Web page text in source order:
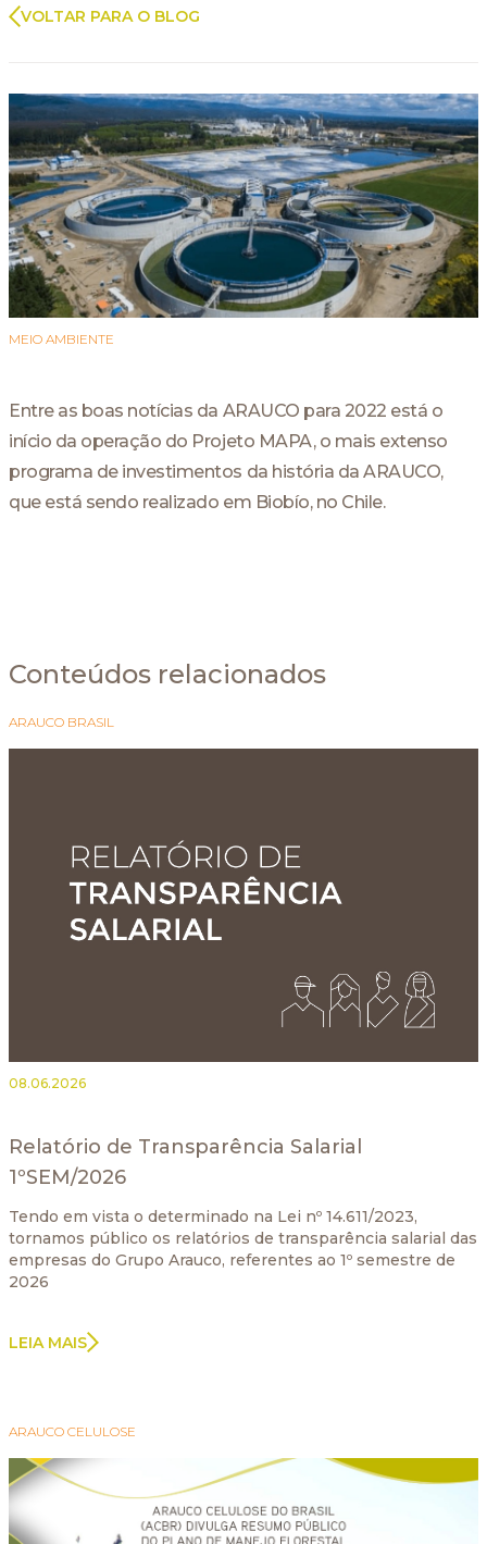
VOLTAR PARA O BLOG
MEIO AMBIENTE
Entre as boas notícias da ARAUCO para 2022 está o
início da operação do Projeto MAPA, o mais extenso
programa de investimentos da história da ARAUCO,
que está sendo realizado em Biobío, no Chile.
Conteúdos relacionados
ARAUCO BRASIL
08.06.2026
Relatório de Transparência Salarial
1ºSEM/2026
Tendo em vista o determinado na Lei nº 14.611/2023,
tornamos público os relatórios de transparência salarial das
empresas do Grupo Arauco, referentes ao 1º semestre de
2026
LEIA MAIS
ARAUCO CELULOSE